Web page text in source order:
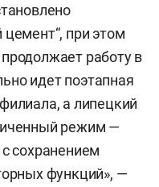
цемент“, при этом
работу в
идет поэтапная
а липецкий
режим —
сохранением
функций», —